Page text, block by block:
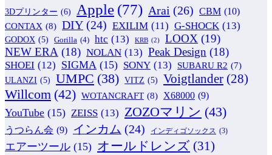
3Dプリンター (6) Apple (77) Arai (26) CBM (10)
CONTAX (8) DIY (24) EXILIM (11) G-SHOCK (13)
GODOX (5) Gorilla (4) htc (13) KRB (2) LOOX (19)
NEW ERA (18) NOLAN (13) Peak Design (18)
SHOEI (12) SIGMA (15) SONY (13) SUBARU R2 (7)
ULANZI (5) UMPC (38) VITZ (5) Voigtlander (28)
Willcom (42) WOTANCRAFT (8) X68000 (9)
YouTube (15) ZEISS (13) ZOZOマリン (43)
うつらん会 (9) インカム (24) インディゴソックス (3)
エアーツール (15) オールドレンズ (31)